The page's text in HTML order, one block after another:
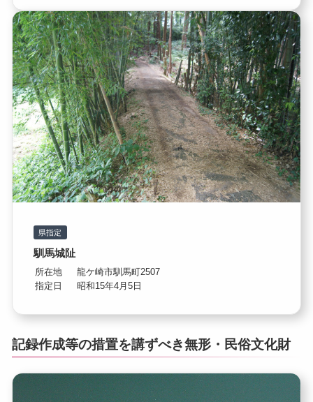
県指定
馴馬城阯
所在地
龍ケ崎市馴馬町2507
指定日
昭和15年4月5日
記録作成等の措置を講ずべき無形・民俗文化財